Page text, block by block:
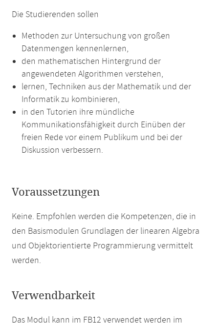
Die Studierenden sollen
Methoden zur Untersuchung von großen
Datenmengen kennenlernen,
den mathematischen Hintergrund der
angewendeten Algorithmen verstehen,
lernen, Techniken aus der Mathematik und der
Informatik zu kombinieren,
in den Tutorien ihre mündliche
Kommunikationsfähigkeit durch Einüben der
freien Rede vor einem Publikum und bei der
Diskussion verbessern.
Voraussetzungen
Keine. Empfohlen werden die Kompetenzen, die in
den Basismodulen Grundlagen der linearen Algebra
und Objektorientierte Programmierung vermittelt
werden.
Verwendbarkeit
Das Modul kann im FB12 verwendet werden im